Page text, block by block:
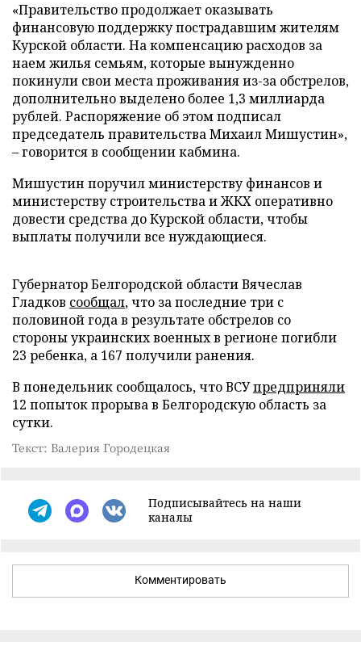
«Правительство продолжает оказывать
финансовую поддержку пострадавшим жителям
Курской области. На компенсацию расходов за
наем жилья семьям, которые вынужденно
покинули свои места проживания из-за обстрелов,
дополнительно выделено более 1,3 миллиарда
рублей. Распоряжение об этом подписал
председатель правительства Михаил Мишустин»,
– говорится в сообщении кабмина.
Мишустин поручил министерству финансов и
министерству строительства и ЖКХ оперативно
довести средства до Курской области, чтобы
выплаты получили все нуждающиеся.
Губернатор Белгородской области Вячеслав
Гладков сообщал, что за последние три с
половиной года в результате обстрелов со
стороны украинских военных в регионе погибли
23 ребенка, а 167 получили ранения.
В понедельник сообщалось, что ВСУпредприняли
12 попыток прорыва в Белгородскую область за
сутки.
Текст: Валерия Городецкая
Подписывайтесь на наши
каналы
Комментировать